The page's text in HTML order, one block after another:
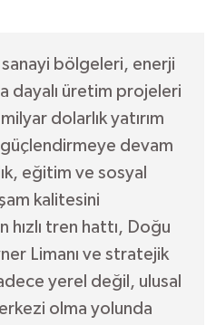
bölgeleri, enerji
dayalı üretim projeleri
dolarlık yatırım
devam
eğitim ve sosyal
kalitesini
hızlı tren hattı, Doğu
Limanı ve stratejik
yerel değil, ulusal
olma yolunda